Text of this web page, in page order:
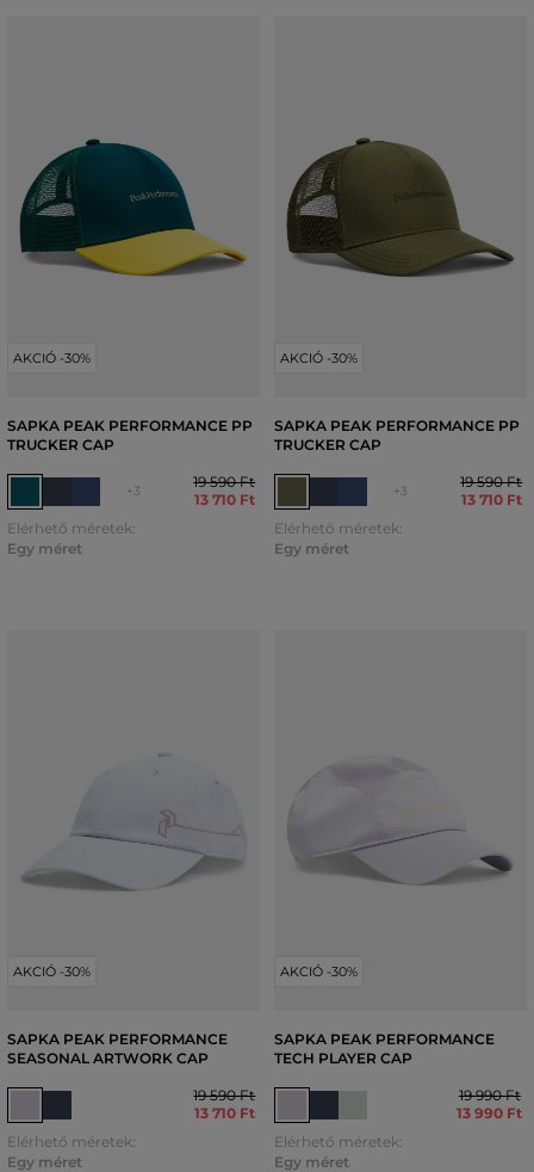
AKCIÓ -30%
SAPKA PEAK PERFORMANCE PP
TRUCKER CAP
+3
19 590 Ft
13 710 Ft
Elérhető méretek:
Egy méret
AKCIÓ -30%
SAPKA PEAK PERFORMANCE PP
TRUCKER CAP
+3
19 590 Ft
13 710 Ft
Elérhető méretek:
Egy méret
AKCIÓ -30%
SAPKA PEAK PERFORMANCE
SEASONAL ARTWORK CAP
19 590 Ft
13 710 Ft
Elérhető méretek:
Egy méret
AKCIÓ -30%
SAPKA PEAK PERFORMANCE
TECH PLAYER CAP
19 990 Ft
13 990 Ft
Elérhető méretek:
Egy méret